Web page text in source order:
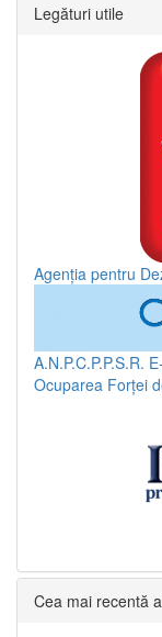
Legături utile
Agenția pentru
A.N.P.C.P.P.S.R.
Ocuparea Forței
Cea mai recentă